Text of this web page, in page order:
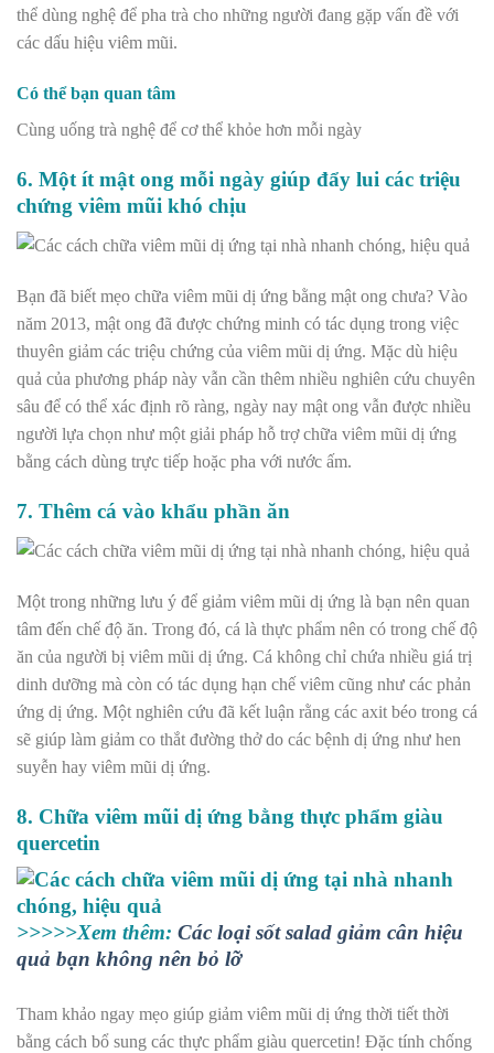
thể dùng nghệ để pha trà cho những người đang gặp vấn đề với
các dấu hiệu viêm mũi.
Có thể bạn quan tâm
Cùng uống trà nghệ để cơ thể khỏe hơn mỗi ngày
6. Một ít mật ong mỗi ngày giúp đẩy lui các triệu
chứng viêm mũi khó chịu
Bạn đã biết mẹo chữa viêm mũi dị ứng bằng mật ong chưa? Vào
năm 2013, mật ong đã được chứng minh có tác dụng trong việc
thuyên giảm các triệu chứng của viêm mũi dị ứng. Mặc dù hiệu
quả của phương pháp này vẫn cần thêm nhiều nghiên cứu chuyên
sâu để có thể xác định rõ ràng, ngày nay mật ong vẫn được nhiều
người lựa chọn như một giải pháp hỗ trợ chữa viêm mũi dị ứng
bằng cách dùng trực tiếp hoặc pha với nước ấm.
7. Thêm cá vào khẩu phần ăn
Một trong những lưu ý để giảm viêm mũi dị ứng là bạn nên quan
tâm đến chế độ ăn. Trong đó, cá là thực phẩm nên có trong chế độ
ăn của người bị viêm mũi dị ứng. Cá không chỉ chứa nhiều giá trị
dinh dưỡng mà còn có tác dụng hạn chế viêm cũng như các phản
ứng dị ứng. Một nghiên cứu đã kết luận rằng các axit béo trong cá
sẽ giúp làm giảm co thắt đường thở do các bệnh dị ứng như hen
suyễn hay viêm mũi dị ứng.
8. Chữa viêm mũi dị ứng bằng thực phẩm giàu
quercetin
>>>>>Xem thêm: Các loại sốt salad giảm cân hiệu
quả bạn không nên bỏ lỡ
Tham khảo ngay mẹo giúp giảm viêm mũi dị ứng thời tiết thời
bằng cách bổ sung các thực phẩm giàu quercetin! Đặc tính chống